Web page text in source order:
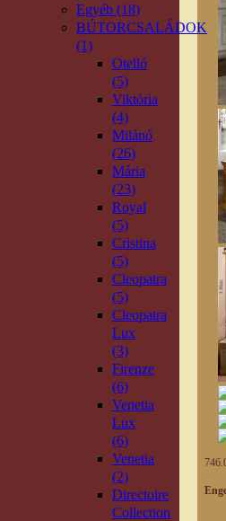
Egyéb (18)
BÚTORCSALÁDOK
(1)
Otelló
(5)
Viktória
(4)
Milánó
(26)
Mária
(23)
Royal
(5)
Cristina
(5)
Cleopatra
(5)
Cleopatra
Lux
(3)
Firenze
(6)
Venetia
Lux
(6)
Venetia
(2)
Directoire
Collection